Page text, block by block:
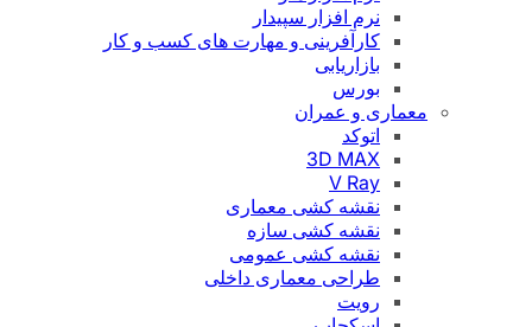
نرم افزار سپیدار
کارآفرینی و مهارت های کسب و کار
بازاریابی
بورس
معماری و عمران
اتوکد
3D MAX
V Ray
نقشه کشی معماری
نقشه کشی سازه
نقشه کشی عمومی
طراحی معماری داخلی
رویت